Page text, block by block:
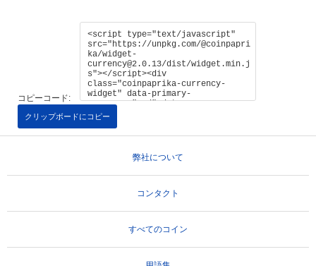
コピーコード:
クリップボードにコピー
弊社について
コンタクト
すべてのコイン